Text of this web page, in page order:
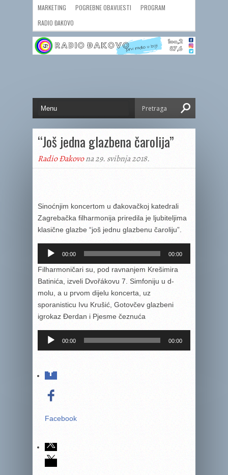
MARKETING POGREBNE OBAVIJESTI
PROGRAM
RADIO ĐAKOVO
“Još jedna glazbena čarolija”
Radio Đakovona 29. svibnja 2018.
Sinoćnjim koncertom u đakovačkoj katedrali
Zagrebačka filharmonija priredila je ljubiteljima
klasične glazbe “još jednu glazbenu čaroliju”.
Reproduktor
00:00 00:00
Filharmoničari su, pod ravnanjem Krešimira
Batinića, izveli Dvořákovu 7. Simfoniju u d-
molu, a u prvom dijelu koncerta, uz
sporanisticu Ivu Krušić, Gotovčev glazbeni
igrokaz Đerdan i Pjesme čeznuća
Reproduktor
00:00 00:00
Facebook